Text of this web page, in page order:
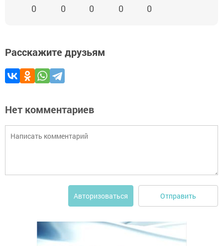
0 0 0 0 0
Расскажите друзьям
Нет комментариев
Авторизоваться Отправить